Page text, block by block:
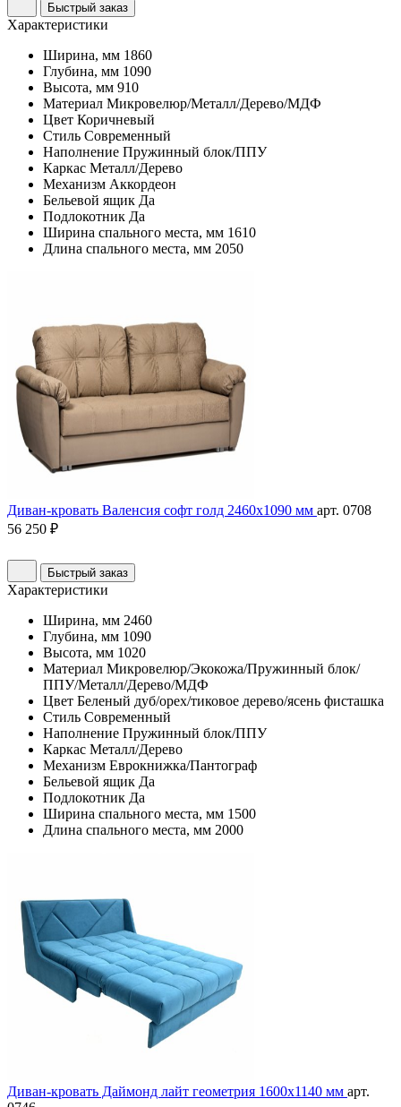
Быстрый заказ
Характеристики
Ширина, мм 1860
Глубина, мм 1090
Высота, мм 910
Материал Микровелюр/Металл/Дерево/МДФ
Цвет Коричневый
Стиль Современный
Наполнение Пружинный блок/ППУ
Каркас Металл/Дерево
Механизм Аккордеон
Бельевой ящик Да
Подлокотник Да
Ширина спального места, мм 1610
Длина спального места, мм 2050
Диван-кровать Валенсия софт голд 2460х1090 мм арт. 0708
56 250 ₽
Быстрый заказ
Характеристики
Ширина, мм 2460
Глубина, мм 1090
Высота, мм 1020
Материал Микровелюр/Экокожа/Пружинный блок/
ППУ/Металл/Дерево/МДФ
Цвет Беленый дуб/орех/тиковое дерево/ясень фисташка
Стиль Современный
Наполнение Пружинный блок/ППУ
Каркас Металл/Дерево
Механизм Еврокнижка/Пантограф
Бельевой ящик Да
Подлокотник Да
Ширина спального места, мм 1500
Длина спального места, мм 2000
Диван-кровать Даймонд лайт геометрия 1600х1140 мм арт.